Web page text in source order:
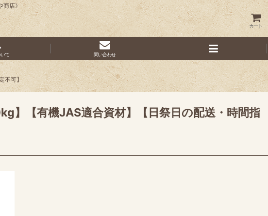
商店》
カート
て 問い合わせ
不可】
【有機JAS適合資材】【日祭日の配送・時間指